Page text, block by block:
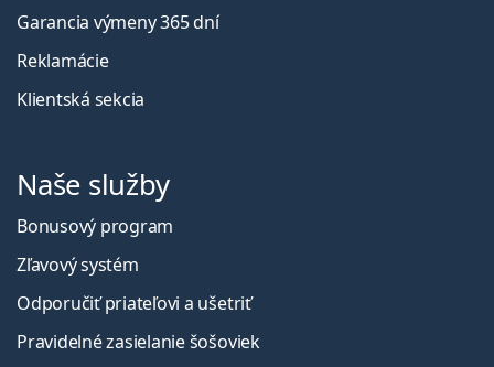
Garancia výmeny 365 dní
Reklamácie
Klientská sekcia
Naše služby
Bonusový program
Zľavový systém
Odporučiť priateľovi a ušetriť
Pravidelné zasielanie šošoviek